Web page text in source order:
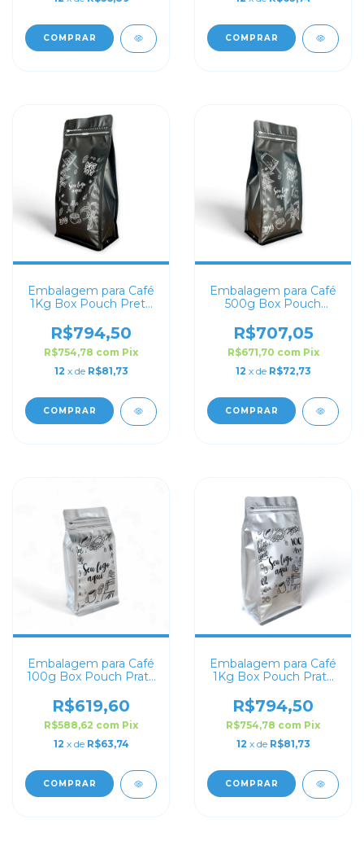
COMPRAR COMPRAR
Embalagem para Café
1Kg Box Pouch Preto
R$794,50
R$754,78 com Pix
12 x de R$81,73
COMPRAR
Embalagem para Café
500g Box Pouch
Personalizada
R$707,05
R$671,70 com Pix
12 x de R$72,73
COMPRAR
Embalagem para Café
100g Box Pouch Prata
R$619,60
R$588,62 com Pix
12 x de R$63,74
COMPRAR
Embalagem para Café
1Kg Box Pouch Prata
R$794,50
R$754,78 com Pix
12 x de R$81,73
COMPRAR